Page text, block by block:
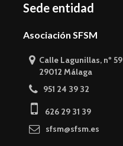
Sede entidad
Asociación SFSM
Calle Lagunillas, nº 59
29012 Málaga
951 24 39 32
626 29 31 39
sfsm@sfsm.es